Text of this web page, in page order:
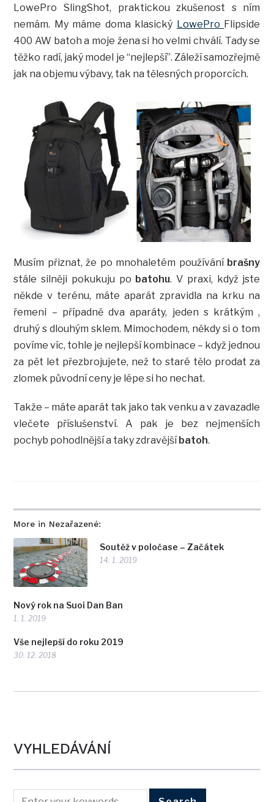
More in Nezařazené:
Soutěž v poločase – Začátek
14. 1. 2019
Nový rok na Suoi Dan Ban
1. 1. 2019
Vše nejlepší do roku 2019
30. 12. 2018
LowePro SlingShot, praktickou zkušenost s ním
nemám. My máme doma klasický LowePro Flipside
400 AW batoh a moje žena si ho velmi chválí. Tady se
těžko radí, jaký model je “nejlepší”. Záleží samozřejmě
jak na objemu výbavy, tak na tělesných proporcích.
Musím přiznat, že po mnohaletém používání brašny
stále silněji pokukuju po batohu. V praxi, když jste
někde v terénu, máte aparát zpravidla na krku na
řemeni – případně dva aparáty, jeden s krátkým ,
druhý s dlouhým sklem. Mimochodem, někdy si o tom
povíme víc, tohle je nejlepší kombinace – když jednou
za pět let přezbrojujete, než to staré tělo prodat za
zlomek původní ceny je lépe si ho nechat.
Takže – máte aparát tak jako tak venku a v zavazadle
vlečete příslušenství. A pak je bez nejmenších
pochyb pohodlnější a taky zdravějšíbatoh.
VYHLEDÁVÁNÍ